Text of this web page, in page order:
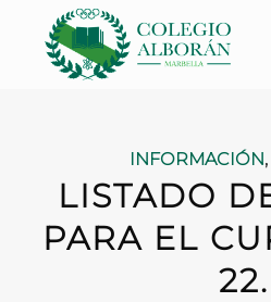
INFORMACIÓN,
LISTADO
PARA EL
22.